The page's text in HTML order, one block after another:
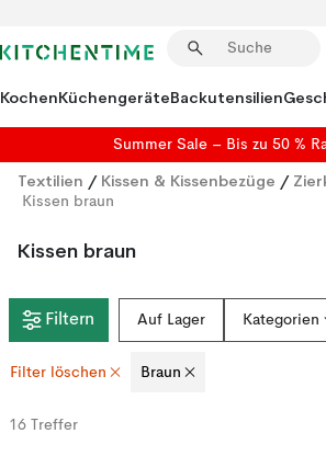
KochenKüchengeräteBackutensilien
Summer Sale – Bis zu 50 %
Textilien / Kissen & Kissenbezüge /
Kissen braun
Kissen braun
Filtern Auf Lager Kategorien
Filter löschen Braun
16 Treffer